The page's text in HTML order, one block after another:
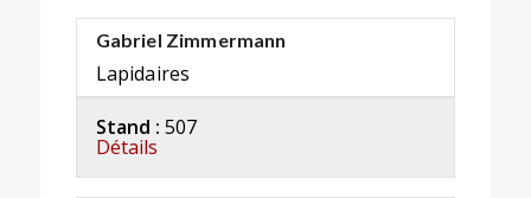
Gabriel Zimmermann
Lapidaires
Stand : 507
Détails